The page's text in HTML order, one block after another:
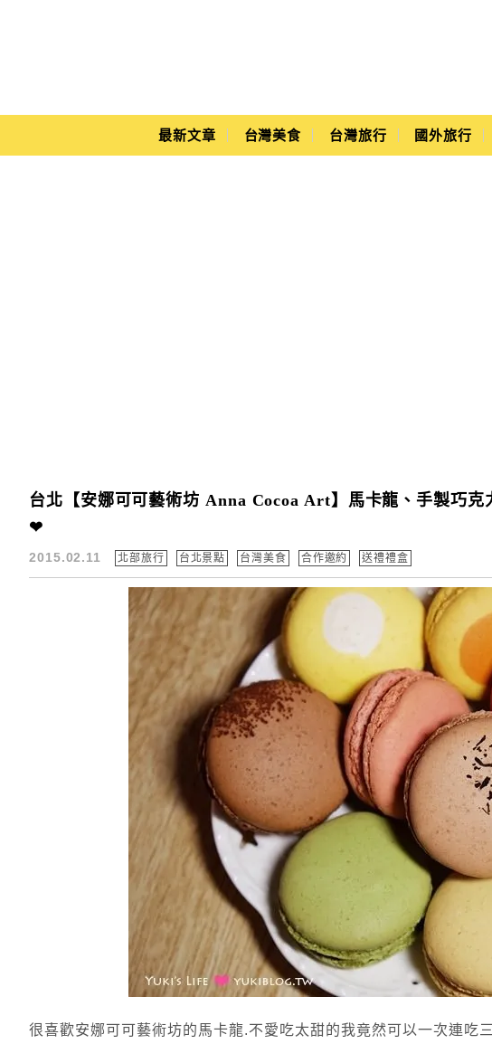
Yuki's Life
Main Menu
最新文章 台灣美食 台灣旅行 國外旅行
台北【安娜可可藝術坊 Anna Cocoa Art】馬卡龍、手製巧
❤
2015.02.11 北部旅行 台北景點 台灣美食 合作邀約 送禮禮盒
很喜歡安娜可可藝術坊的馬卡龍.不愛吃太甜的我竟然可以一次連吃